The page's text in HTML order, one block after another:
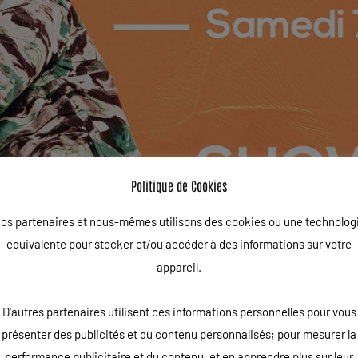
Politique de Cookies
partenaires et nous-mêmes utilisons des cookies ou une
équivalente pour stocker et/ou accéder à des informations sur votre
appareil.
D'autres partenaires utilisent ces informations personnelles pour vous
présenter des publicités et du contenu personnalisés; pour mesurer la